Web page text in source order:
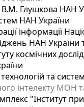
В.М. Глушкова НАН
НАН України
інформації
НАН України
космічних
та
інтелекту МОН
"Інститут